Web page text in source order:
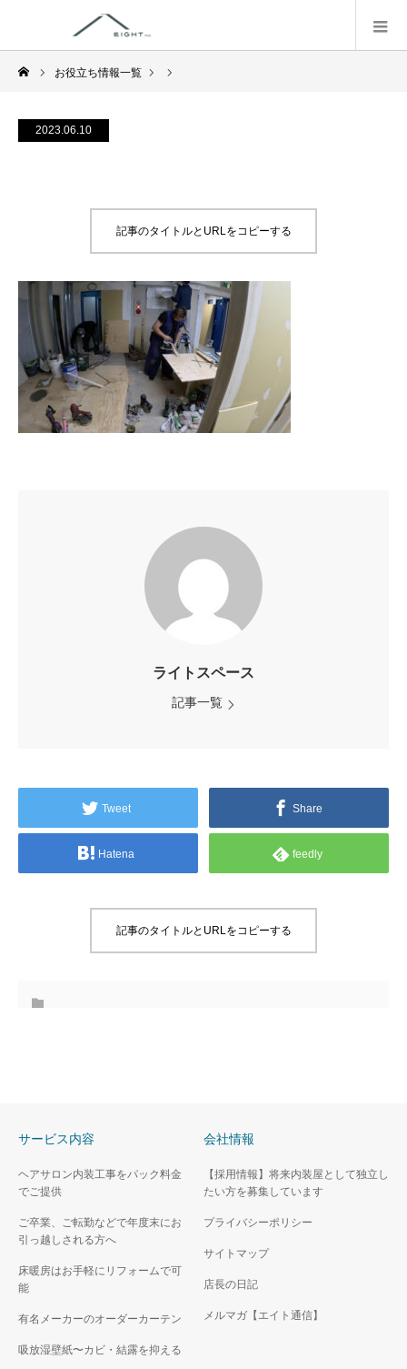
お役立ち情報一覧
2023.06.10
記事のタイトルとURLをコピーする
ライトスペース
記事一覧
Tweet Share
Hatena feedly
記事のタイトルとURLをコピーする
サービス内容
ヘアサロン内装工事をパック料金
でご提供
ご卒業、ご転勤などで年度末にお
引っ越しされる方へ
床暖房はお手軽にリフォームで可
能
有名メーカーのオーダーカーテン
吸放湿壁紙〜カビ・結露を抑える
会社情報
【採用情報】将来内装屋として独立し
たい方を募集しています
プライバシーポリシー
サイトマップ
店長の日記
メルマガ【エイト通信】